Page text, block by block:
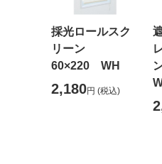
採光ロールスク
リーン
60×220 WH
2,180円 (税込)